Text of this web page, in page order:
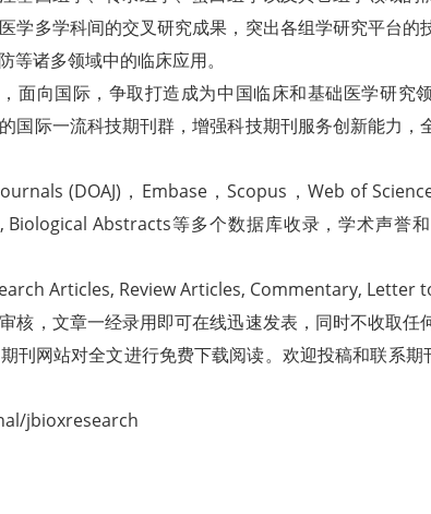
学多学科间的交叉研究成果，突出各组学研究平台的
诸多领域中的临床应用。
面向国际，争取打造成为中国临床和基础医学研究
国际一流科技期刊群，增强科技期刊服务创新能力，
(DOAJ)，Embase，Scopus，Web of
Biological Abstracts等多个数据库收录，学术声誉
Articles, Review Articles, Commentary, Letter
核，文章一经录用即可在线迅速发表，同时不收取任
刊网站对全文进行免费下载阅读。欢迎投稿和联系
jbioxresearch